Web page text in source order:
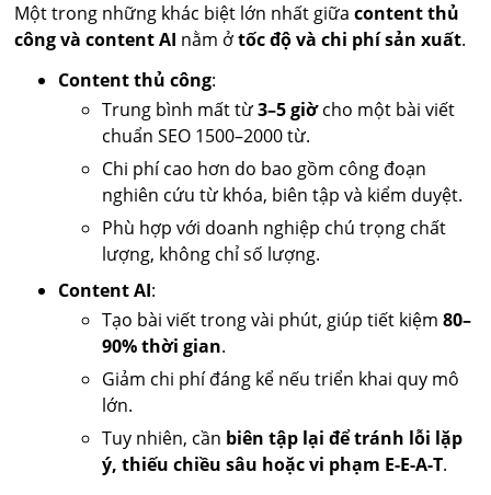
Một trong những khác biệt lớn nhất giữacontent thủ
công và content AI nằm ởtốc độ và chi phí sản xuất.
Content thủ công:
Trung bình mất từ3–5 giờcho một bài viết
chuẩn SEO 1500–2000 từ.
Chi phí cao hơn do bao gồm công đoạn
nghiên cứu từ khóa, biên tập và kiểm duyệt.
Phù hợp với doanh nghiệp chú trọng chất
lượng, không chỉ số lượng.
Content AI:
Tạo bài viết trong vài phút, giúp tiết kiệm80–
90% thời gian.
Giảm chi phí đáng kể nếu triển khai quy mô
lớn.
Tuy nhiên, cần biên tập lại để tránh lỗi lặp
ý, thiếu chiều sâu hoặc vi phạm E-E-A-T.